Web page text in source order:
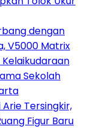
dengan
V5000 Matrix
Kelaikudaraan
Sekolah
Arie Tersingkir,
Figur Baru